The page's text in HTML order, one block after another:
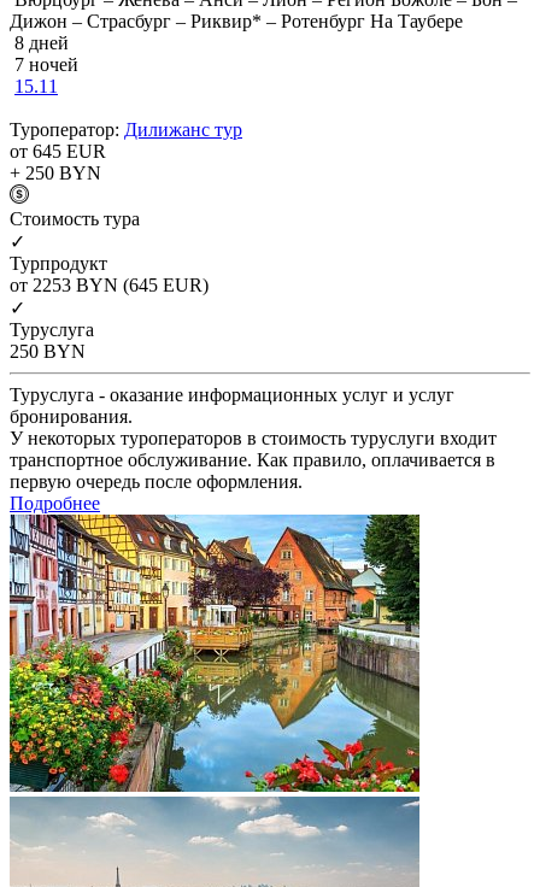
Дижон – Страсбург – Риквир* – Ротенбург На Таубере
8 дней
7 ночей
15.11
Туроператор: Дилижанс тур
от 645 EUR
+ 250 BYN
Cтоимость тура
✓
Турпродукт
от 2253 BYN (645 EUR)
✓
Туруслуга
250 BYN
Туруслуга - оказание информационных услуг и услуг
бронирования.
У некоторых туроператоров в стоимость туруслуги входит
транспортное обслуживание. Как правило, оплачивается в
первую очередь после оформления.
Подробнее